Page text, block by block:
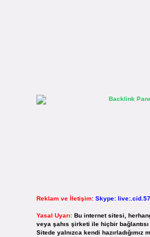
Reklam ve İletişim: Skype:
Yasal Uyarı: Bu internet sitesi,
veya şahıs şirketi ile hiçbir bağlantısı
Sitede yalnızca kendi hazırladığımız